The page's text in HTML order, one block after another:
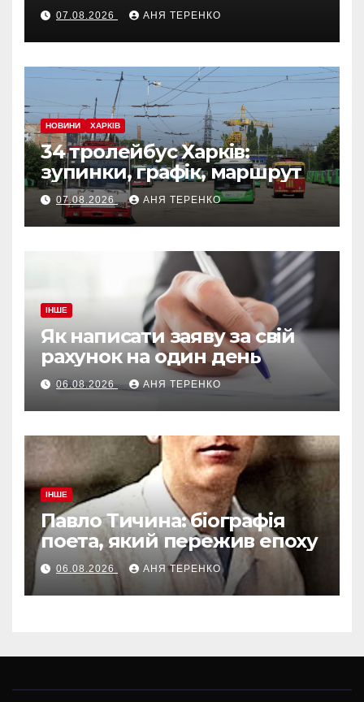
07.08.2026 АНЯ ТЕРЕНКО
НОВИНИ ХАРКІВ
34 тролейбус Харків:
зупинки, графік, маршрут
07.08.2026 АНЯ ТЕРЕНКО
ІНШЕ
Як написати заяву за свій
рахунок на один день
06.08.2026 АНЯ ТЕРЕНКО
ІНШЕ
Павло Тичина: біографія
поета, який пережив епоху
06.08.2026 АНЯ ТЕРЕНКО